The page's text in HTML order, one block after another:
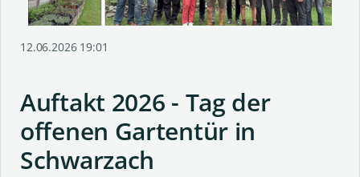
12.06.2026 19:01
Auftakt 2026 - Tag der
offenen Gartentür in
Schwarzach